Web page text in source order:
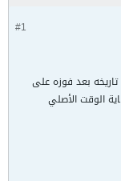
#1
بعد فوزه على
الوقت الأصلي